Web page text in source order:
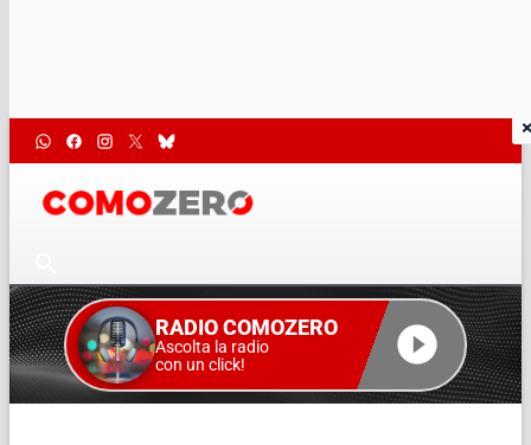
RADIO COMOZERO
Ascolta la radio
con un click!